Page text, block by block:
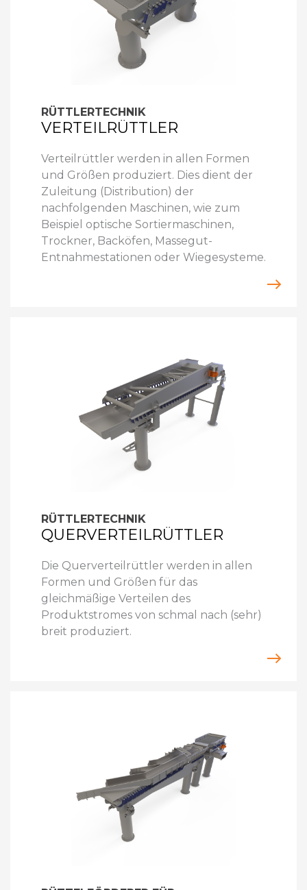
RÜTTLERTECHNIK
VERTEILRÜTTLER
Verteilrüttler werden in allen Formen
und Größen produziert. Dies dient der
Zuleitung (Distribution) der
nachfolgenden Maschinen, wie zum
Beispiel optische Sortiermaschinen,
Trockner, Backöfen, Massegut-
Entnahmestationen oder Wiegesysteme.
RÜTTLERTECHNIK
QUERVERTEILRÜTTLER
Die Querverteilrüttler werden in allen
Formen und Größen für das
gleichmäßige Verteilen des
Produktstromes von schmal nach (sehr)
breit produziert.